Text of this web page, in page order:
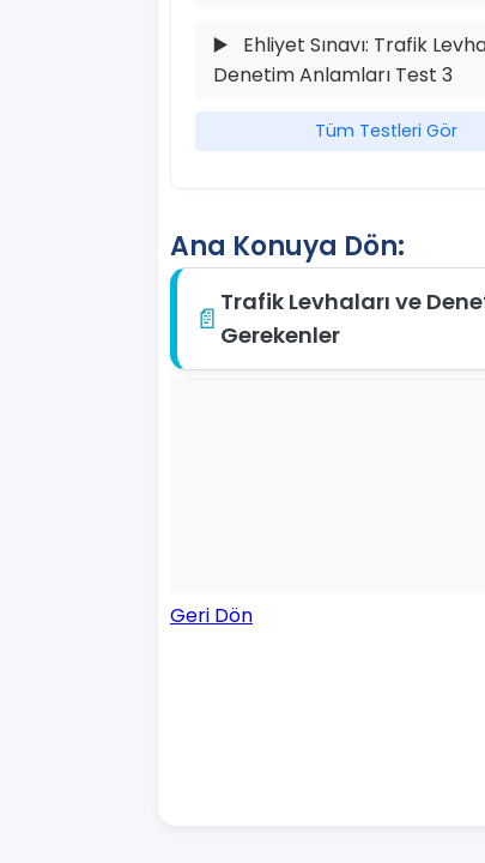
▶️
Ehliyet Sınavı: Trafik
Denetim Anlamları Test 3
Tüm Testleri Gör
Ana Konuya Dön:
📄 Trafik Levhaları ve
Gerekenler
Geri Dön